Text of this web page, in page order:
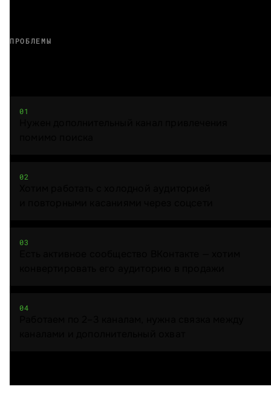
ПРОБЛЕМЫ
01
02
03
04